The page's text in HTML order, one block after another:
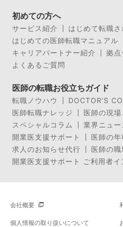
初めての方へ
サービス紹介
はじめて転職
はじめての医師転職マニュアル
キャリアパートナー紹介
拠点
よくあるご質問
医師の転職お役立ちガイド
転職ノウハウ
DOCTOR’S
医師転職ナレッジ
医師の現
スペシャルコラム
業界ニュー
開業医支援サポート
医師の
求人のお知らせ代行
医師の
開業医支援サポート ご利用者イ
会社概要
個人情報の取り扱いについて